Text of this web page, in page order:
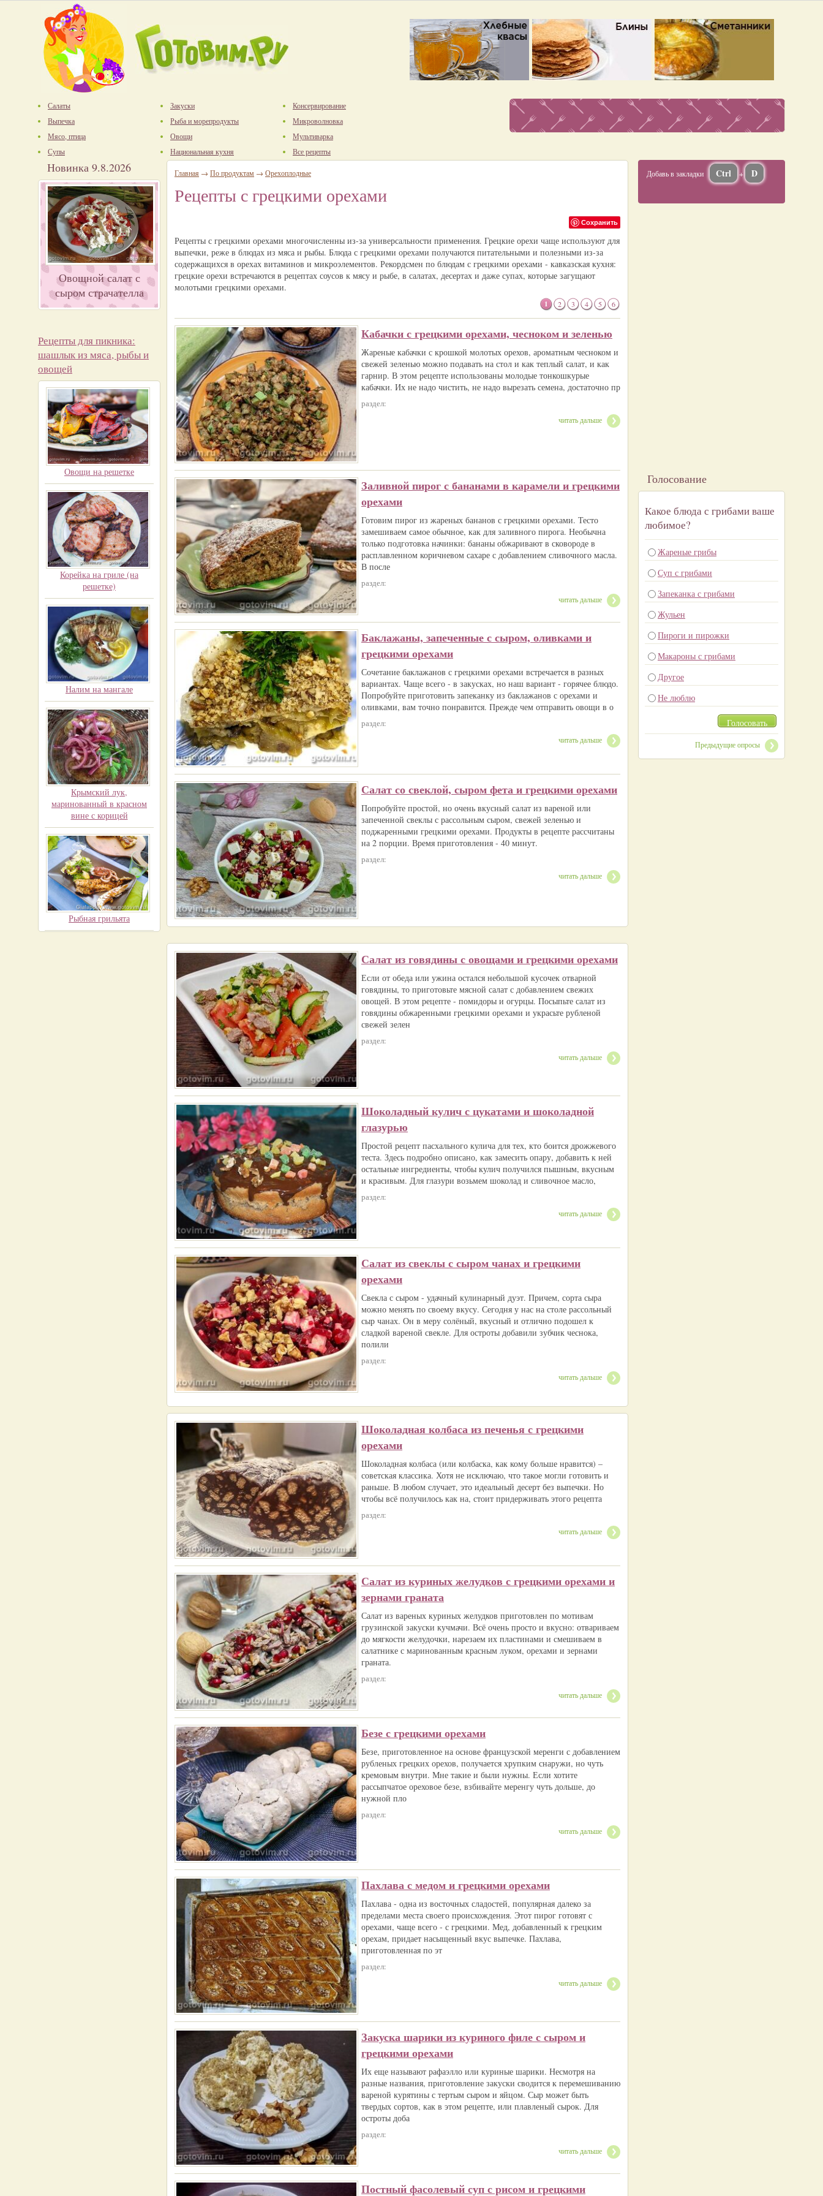
Салаты
Выпечка
Мясо, птица
Супы
Закуски
Рыба и морепродукты
Овощи
Национальная кухня
Консервирование
Микроволновка
Мультиварка
Все рецепты
Новинка 9.8.2026
Овощной салат с
сыром страчателла
Рецепты для пикника:
шашлык из мяса, рыбы и
овощей
Овощи на решетке
Корейка на гриле (на
решетке)
Налим на мангале
Крымский лук,
маринованный в красном
вине с корицей
Рыбная грильята
Главная → По продуктам → Орехоплодные
Рецепты с грецкими орехами
Сохранить
Рецепты с грецкими орехами многочисленны из-за универсальности применения. Грецкие орехи чаще используют для
выпечки, реже в блюдах из мяса и рыбы. Блюда с грецкими орехами получаются питательными и полезными из-за
содержащихся в орехах витаминов и микроэлементов. Рекордсмен по блюдам с грецкими орехами - кавказская кухня:
грецкие орехи встречаются в рецептах соусов к мясу и рыбе, в салатах, десертах и даже супах, которые загущают
молотыми грецкими орехами.
1 2 3 4 5 6
Кабачки с грецкими орехами, чесноком и зеленью
Жареные кабачки с крошкой молотых орехов, ароматным чесноком и
свежей зеленью можно подавать на стол и как теплый салат, и как
гарнир. В этом рецепте использованы молодые тонкошкурые
кабачки. Их не надо чистить, не надо вырезать семена, достаточно пр
раздел:
читать дальше
Заливной пирог с бананами в карамели и грецкими
орехами
Готовим пирог из жареных бананов с грецкими орехами. Тесто
замешиваем самое обычное, как для заливного пирога. Необычна
только подготовка начинки: бананы обжаривают в сковороде в
расплавленном коричневом сахаре с добавлением сливочного масла.
В после
раздел:
читать дальше
Баклажаны, запеченные с сыром, оливками и
грецкими орехами
Сочетание баклажанов с грецкими орехами встречается в разных
вариантах. Чаще всего - в закусках, но наш вариант - горячее блюдо.
Попробуйте приготовить запеканку из баклажанов с орехами и
оливками, вам точно понравится. Прежде чем отправить овощи в о
раздел:
читать дальше
Салат со свеклой, сыром фета и грецкими орехами
Попробуйте простой, но очень вкусный салат из вареной или
запеченной свеклы с рассольным сыром, свежей зеленью и
поджаренными грецкими орехами. Продукты в рецепте рассчитаны
на 2 порции. Время приготовления - 40 минут.
раздел:
читать дальше
Салат из говядины с овощами и грецкими орехами
Если от обеда или ужина остался небольшой кусочек отварной
говядины, то приготовьте мясной салат с добавлением свежих
овощей. В этом рецепте - помидоры и огурцы. Посыпьте салат из
говядины обжаренными грецкими орехами и украсьте рубленой
свежей зелен
раздел:
читать дальше
Шоколадный кулич с цукатами и шоколадной
глазурью
Простой рецепт пасхального кулича для тех, кто боится дрожжевого
теста. Здесь подробно описано, как замесить опару, добавить к ней
остальные ингредиенты, чтобы кулич получился пышным, вкусным
и красивым. Для глазури возьмем шоколад и сливочное масло,
раздел:
читать дальше
Салат из свеклы с сыром чанах и грецкими
орехами
Свекла с сыром - удачный кулинарный дуэт. Причем, сорта сыра
можно менять по своему вкусу. Сегодня у нас на столе рассольный
сыр чанах. Он в меру солёный, вкусный и отлично подошел к
сладкой вареной свекле. Для остроты добавили зубчик чеснока,
полили
раздел:
читать дальше
Шоколадная колбаса из печенья с грецкими
орехами
Шоколадная колбаса (или колбаска, как кому больше нравится) –
советская классика. Хотя не исключаю, что такое могли готовить и
раньше. В любом случает, это идеальный десерт без выпечки. Но
чтобы всё получилось как на, стоит придерживать этого рецепта
раздел:
читать дальше
Салат из куриных желудков с грецкими орехами и
зернами граната
Салат из вареных куриных желудков приготовлен по мотивам
грузинской закуски кучмачи. Всё очень просто и вкусно: отвариваем
до мягкости желудочки, нарезаем их пластинами и смешиваем в
салатнике с маринованным красным луком, орехами и зернами
граната.
раздел:
читать дальше
Безе с грецкими орехами
Безе, приготовленное на основе французской меренги с добавлением
рубленых грецких орехов, получается хрупким снаружи, но чуть
кремовым внутри. Мне такие и были нужны. Если хотите
рассыпчатое ореховое безе, взбивайте меренгу чуть дольше, до
нужной пло
раздел:
читать дальше
Пахлава с медом и грецкими орехами
Пахлава - одна из восточных сладостей, популярная далеко за
пределами места своего происхождения. Этот пирог готовят с
орехами, чаще всего - с грецкими. Мед, добавленный к грецким
орехам, придает насыщенный вкус выпечке. Пахлава,
приготовленная по эт
раздел:
читать дальше
Закуска шарики из куриного филе с сыром и
грецкими орехами
Их еще называют рафаэлло или куриные шарики. Несмотря на
разные названия, приготовление закуски сводится к перемешиванию
вареной курятины с тертым сыром и яйцом. Сыр может быть
твердых сортов, как в этом рецепте, или плавленый сырок. Для
остроты доба
раздел:
читать дальше
Постный фасолевый суп с рисом и грецкими
Добавь в закладки Ctrl + D
Голосование
Какое блюда с грибами ваше
любимое?
Жареные грибы
Суп с грибами
Запеканка с грибами
Жульен
Пироги и пирожки
Макароны с грибами
Другое
Не люблю
Голосовать
Предыдущие опросы